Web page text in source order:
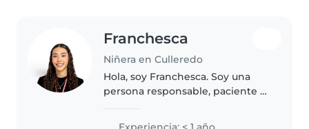
Franchesca
Niñera en Culleredo
Hola, soy Franchesca. Soy una
persona responsable, paciente y
jugar con ellos, ayudarles en sus